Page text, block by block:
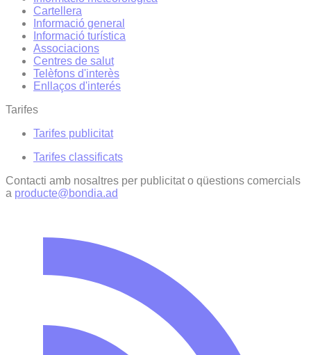
Cartellera
Informació general
Informació turística
Associacions
Centres de salut
Telèfons d'interès
Enllaços d'interés
Tarifes
Tarifes publicitat
Tarifes classificats
Contacti amb nosaltres per publicitat o qüestions comercials
a producte@bondia.ad